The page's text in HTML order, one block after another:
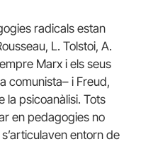
radicals estan
L. Tolstoi, A.
Marx i els seus
comunista– i Freud,
la psicoanàlisi. Tots
en pedagogies no
entorn de